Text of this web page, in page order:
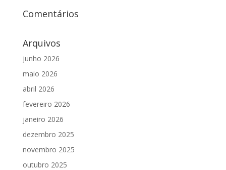
Comentários
Arquivos
junho 2026
maio 2026
abril 2026
fevereiro 2026
janeiro 2026
dezembro 2025
novembro 2025
outubro 2025